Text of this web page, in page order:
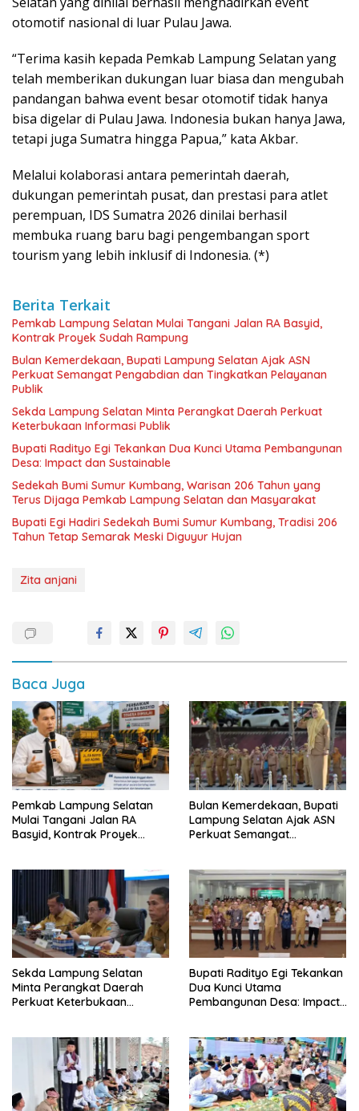
otomotif nasional di luar Pulau Jawa.
“Terima kasih kepada Pemkab Lampung Selatan yang
telah memberikan dukungan luar biasa dan mengubah
pandangan bahwa event besar otomotif tidak hanya
bisa digelar di Pulau Jawa. Indonesia bukan hanya Jawa,
tetapi juga Sumatra hingga Papua,” kata Akbar.
Melalui kolaborasi antara pemerintah daerah,
dukungan pemerintah pusat, dan prestasi para atlet
perempuan, IDS Sumatra 2026 dinilai berhasil
membuka ruang baru bagi pengembangan sport
tourism yang lebih inklusif di Indonesia. (*)
Berita Terkait
Pemkab Lampung Selatan Mulai Tangani Jalan RA Basyid,
Kontrak Proyek Sudah Rampung
Bulan Kemerdekaan, Bupati Lampung Selatan Ajak ASN
Perkuat Semangat Pengabdian dan Tingkatkan Pelayanan
Publik
Sekda Lampung Selatan Minta Perangkat Daerah Perkuat
Keterbukaan Informasi Publik
Bupati Radityo Egi Tekankan Dua Kunci Utama Pembangunan
Desa: Impact dan Sustainable
Sedekah Bumi Sumur Kumbang, Warisan 206 Tahun yang
Terus Dijaga Pemkab Lampung Selatan dan Masyarakat
Bupati Egi Hadiri Sedekah Bumi Sumur Kumbang, Tradisi 206
Tahun Tetap Semarak Meski Diguyur Hujan
Zita anjani
Baca Juga
Pemkab Lampung Selatan
Mulai Tangani Jalan RA
Basyid, Kontrak Proyek
Bulan Kemerdekaan, Bupati
Lampung Selatan Ajak ASN
Perkuat Semangat
Sekda Lampung Selatan
Minta Perangkat Daerah
Perkuat Keterbukaan
Bupati Radityo Egi Tekankan
Dua Kunci Utama
Pembangunan Desa: Impact